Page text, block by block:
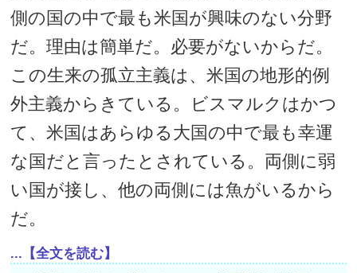
側の国の中で最も米国が興味のない分野
だ。理由は簡単だ。必要がないからだ。
この生来の孤立主義は、米国の地形的例
外主義からきている。ビスマルクはかつ
て、米国はあらゆる大国の中で最も幸運
な国だと言ったとされている。両側に弱
い国が接し、他の両側には魚がいるから
だ。
...【全文を読む】